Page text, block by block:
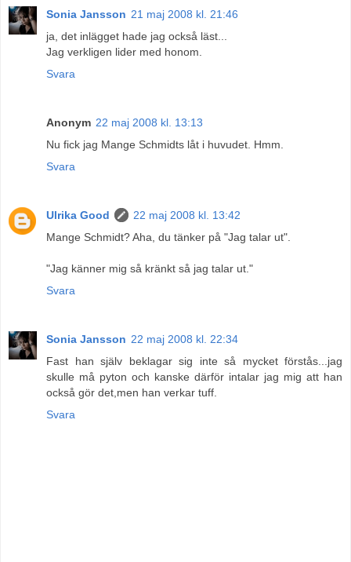
Sonia Jansson 21 maj 2008 kl. 21:46
ja, det inlägget hade jag också läst...
Jag verkligen lider med honom.
Svara
Anonym 22 maj 2008 kl. 13:13
Nu fick jag Mange Schmidts låt i huvudet. Hmm.
Svara
Ulrika Good
22 maj 2008 kl. 13:42
Mange Schmidt? Aha, du tänker på "Jag talar ut".
"Jag känner mig så kränkt så jag talar ut."
Svara
Sonia Jansson 22 maj 2008 kl. 22:34
Fast han själv beklagar sig inte så mycket förstås...jag
skulle må pyton och kanske därför intalar jag mig att han
också gör det,men han verkar tuff.
Svara